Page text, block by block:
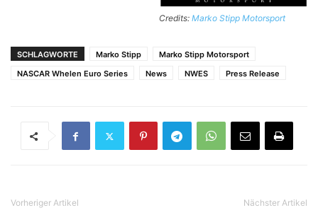
Credits: Marko Stipp Motorsport
SCHLAGWORTE Marko Stipp
Marko Stipp Motorsport
NASCAR Whelen Euro Series
News NWES Press Release
Vorheriger Artikel Nächster Artikel